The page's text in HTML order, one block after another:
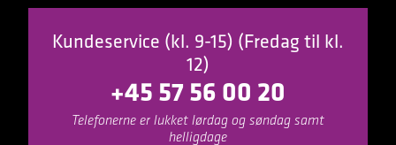
Kundeservice (kl. 9-15) (Fredag til kl.
12)
+45 57 56 00 20
Telefonerne er lukket lørdag og søndag samt
helligdage